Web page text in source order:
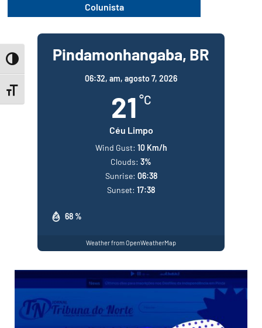
Toggle High Contrast
Toggle Font size
Colunista
Pindamonhangaba, BR
06:32, am, agosto 7, 2026
21 °C
Céu Limpo
68 %
Wind Gust: 10 Km/h
Clouds: 3%
Sunrise: 06:38
Sunset: 17:38
Weather from OpenWeatherMap